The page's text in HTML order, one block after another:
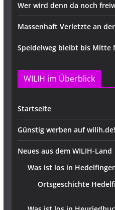
Wer wird denn da noch
Massenhaft Verletzte an
Speidelweg bleibt bis Mitte
WILIH im Überblick
Startseite
Günstig werben auf wilih.de!
Neues aus dem WILIH-Land
Was ist los in
Ortsgeschichte